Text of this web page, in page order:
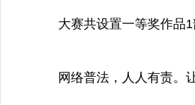
大赛共设置一等奖作品1
网络普法，人人有责。让